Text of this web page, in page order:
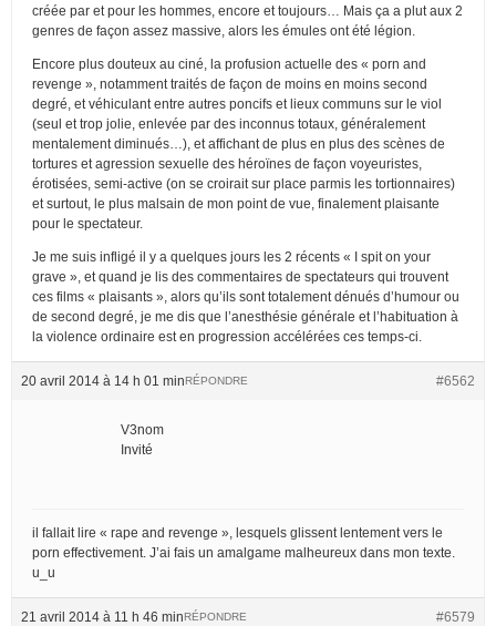
créée par et pour les hommes, encore et toujours… Mais ça a plut aux 2
genres de façon assez massive, alors les émules ont été légion.
Encore plus douteux au ciné, la profusion actuelle des « porn and
revenge », notamment traités de façon de moins en moins second
degré, et véhiculant entre autres poncifs et lieux communs sur le viol
(seul et trop jolie, enlevée par des inconnus totaux, généralement
mentalement diminués…), et affichant de plus en plus des scènes de
tortures et agression sexuelle des héroïnes de façon voyeuristes,
érotisées, semi-active (on se croirait sur place parmis les tortionnaires)
et surtout, le plus malsain de mon point de vue, finalement plaisante
pour le spectateur.
Je me suis infligé il y a quelques jours les 2 récents « I spit on your
grave », et quand je lis des commentaires de spectateurs qui trouvent
ces films « plaisants », alors qu’ils sont totalement dénués d’humour ou
de second degré, je me dis que l’anesthésie générale et l’habituation à
la violence ordinaire est en progression accélérées ces temps-ci.
20 avril 2014 à 14 h 01 min #6562
RÉPONDRE
V3nom
Invité
il fallait lire « rape and revenge », lesquels glissent lentement vers le
porn effectivement. J’ai fais un amalgame malheureux dans mon texte.
u_u
21 avril 2014 à 11 h 46 min #6579
RÉPONDRE